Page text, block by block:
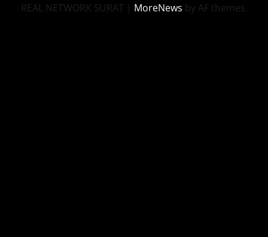
REAL NETWORK SURAT | MoreNews by AF themes.